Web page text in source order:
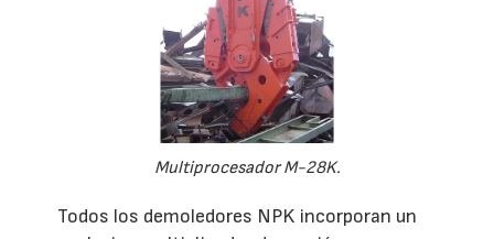
Multiprocesador M-28K.
Todos los demoledores NPK incorporan un